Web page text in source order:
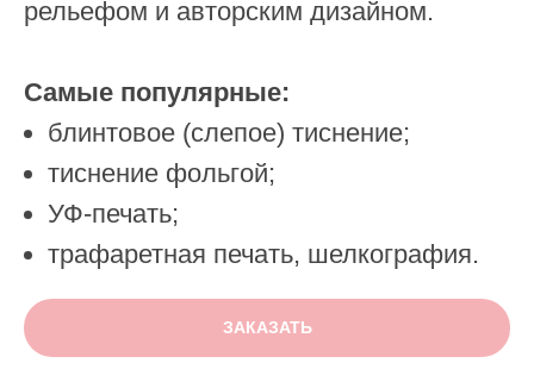
рельефом и авторским дизайном.
Самые популярные:
блинтовое (слепое) тиснение;
тиснение фольгой;
УФ-печать;
трафаретная печать, шелкография.
ЗАКАЗАТЬ